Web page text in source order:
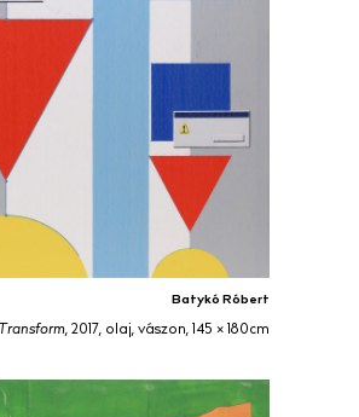
Batykó Róbert
Transform, 2017, olaj, vászon, 145 × 180cm